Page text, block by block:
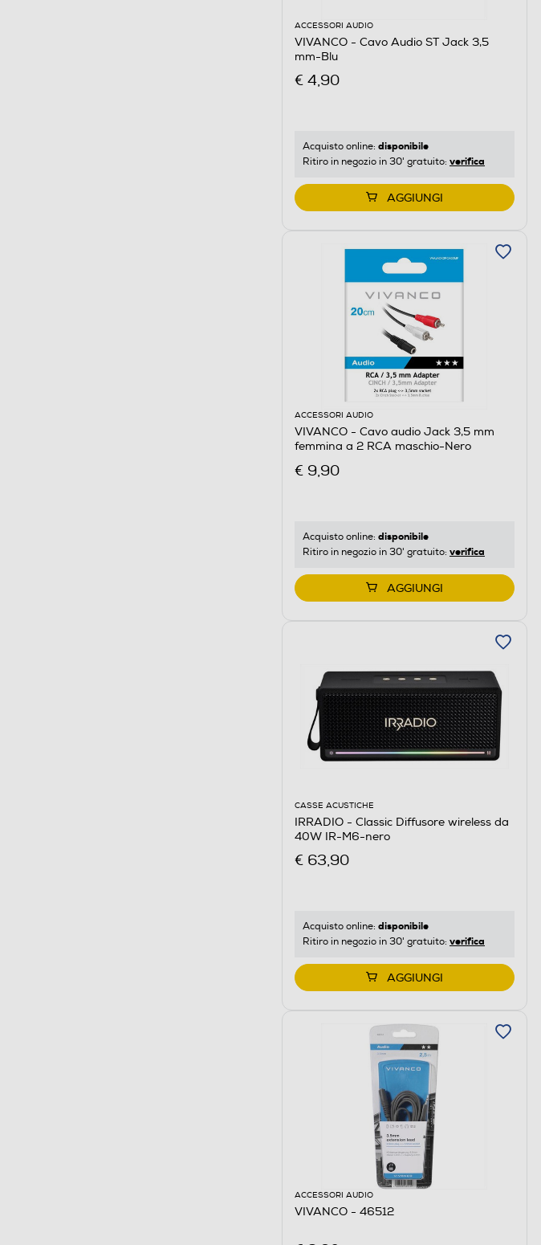
ACCESSORI AUDIO
VIVANCO - Cavo Audio ST Jack 3,5
mm-Blu
€ 4,90
Acquisto online: disponibile
Ritiro in negozio in 30' gratuito: verifica
AGGIUNGI
ACCESSORI AUDIO
VIVANCO - Cavo audio Jack 3,5 mm
femmina a 2 RCA maschio-Nero
€ 9,90
Acquisto online: disponibile
Ritiro in negozio in 30' gratuito: verifica
AGGIUNGI
CASSE ACUSTICHE
IRRADIO - Classic Diffusore wireless da
40W IR-M6-nero
€ 63,90
Acquisto online: disponibile
Ritiro in negozio in 30' gratuito: verifica
AGGIUNGI
ACCESSORI AUDIO
VIVANCO - 46512